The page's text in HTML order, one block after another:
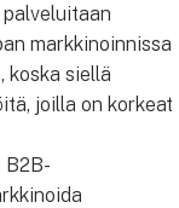
markkinoinnissa
koska siellä
joilla on korkeat
B2B-